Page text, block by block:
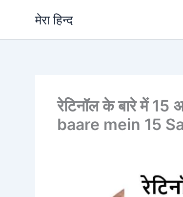
मेरा हिन्द
रेटिनॉल के बारे में
baare mein 15